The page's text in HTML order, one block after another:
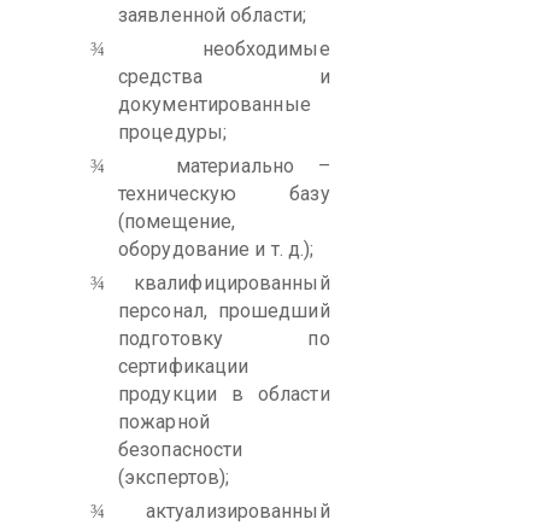
заявленной области;
¾
необходимые
средства и
документированные
процедуры;
¾
материально –
техническую базу
(помещение,
оборудование и т. д.);
¾
квалифицированный
персонал, прошедший
подготовку по
сертификации
продукции в области
пожарной
безопасности
(экспертов);
¾
актуализированный